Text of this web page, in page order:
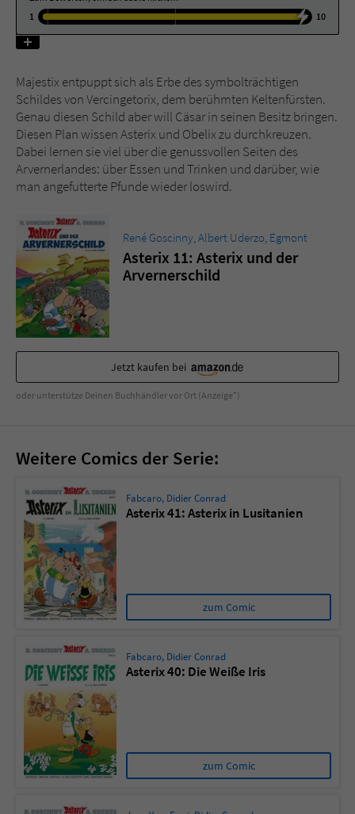
1
10
Majestix entpuppt sich als Erbe des symbolträchtigen
Schildes von Vercingetorix, dem berühmten Keltenfürsten.
Genau diesen Schild aber will Cäsar in seinen Besitz bringen.
Diesen Plan wissen Asterix und Obelix zu durchkreuzen.
Dabei lernen sie viel über die genussvollen Seiten des
Arvernerlandes: über Essen und Trinken und darüber, wie
man angefutterte Pfunde wieder loswird.
René Goscinny Albert Uderzo Egmont
Asterix 11: Asterix und der
Arvernerschild
Jetzt kaufen bei
oder unterstütze Deinen Buchhändler vor Ort (Anzeige*)
Weitere Comics der Serie:
Fabcaro, Didier Conrad
Asterix 41: Asterix in Lusitanien
zum Comic
Fabcaro, Didier Conrad
Asterix 40: Die Weiße Iris
zum Comic
Name tx_pwcomments_ahash
Anbieter Literatur-Couch Medien GmbH & Co. KG
Laufzeit 1 Jahr
Zweck Cookie für Kommentare einzelner Buchtitel
Anbieter Literatur-Couch Medien GmbH & Co. KG
Laufzeit Session
Zweck
Sicherheitscode des Kontaktformulars zu